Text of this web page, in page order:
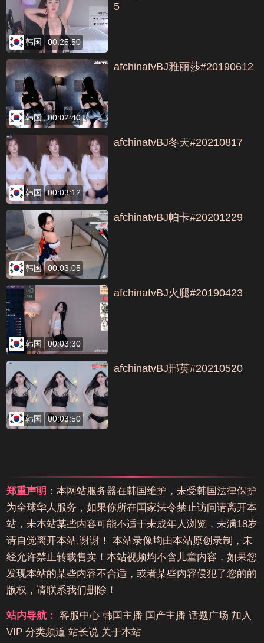
韩国 00:25:50
5
韩国 00:02:40
afchinatvBJ雅丽莎#20190612
韩国 00:03:12
afchinatvBJ冬天#20210817
韩国 00:03:05
afchinatvBJ帕卡#20201229
韩国 00:03:30
afchinatvBJ火腿#20190423
韩国 00:03:50
afchinatvBJ邢英#20210520
郑重声明 ：本网站服务器在韩国维护，未受韩国法律保护
为全球华人服务，如果你所在国家法令禁止访问请离开本
站，未本站某些内容可能不适于未成年人浏览，未满18岁
请自觉离开本站,谢谢！ 本站录像均由本站原创录制，未
经允许禁止转载售卖！本站视频均不含儿童内容，如果您
发现本站的某些内容不合适，或者某些内容侵犯了您的的
版权，请联系我们删除！
站内导航： 客服中心 韩国主播 国产主播 话题广场 加入
VIP 分类频道 站长说 关于本站